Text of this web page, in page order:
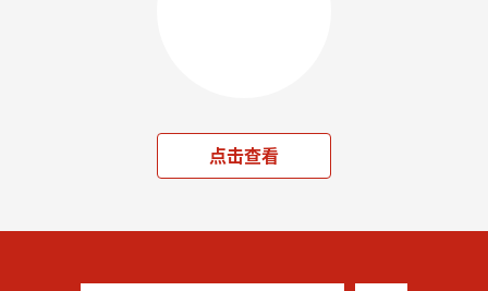
点击查看